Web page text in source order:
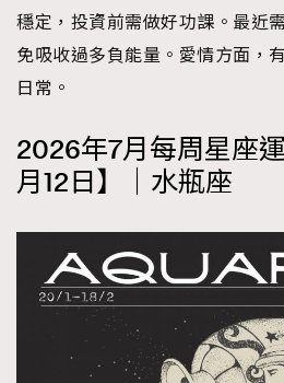
穩定，投資前需做好功課。最近
免吸收過多負能量。愛情方面，
日常。
2026年7月每周星座
月12日】｜水瓶座